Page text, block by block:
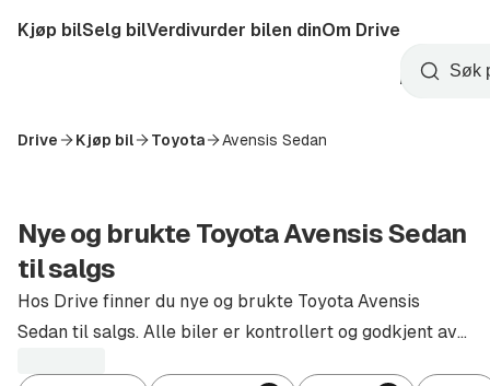
til
Startside
Kjøp bilSelg bilVerdivurder bilen dinOm Drive
Opprett
konto
Søk
Drive Kjøp bil Toyota Avensis Sedan
Nye og brukte Toyota Avensis Sedan
til salgs
Hos Drive finner du nye og brukte Toyota Avensis
Sedan til salgs. Alle biler er kontrollert og godkjent av